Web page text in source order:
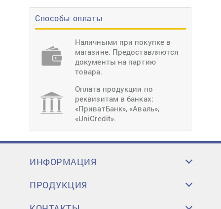
Способы оплаты
Наличными при покупке в
магазине. Предоставляются
документы на партию
товара.
Оплата продукции по
реквизитам в банках:
«ПриватБанк», «Аваль»,
«UniCredit».
ИНФОРМАЦИЯ
ПРОДУКЦИЯ